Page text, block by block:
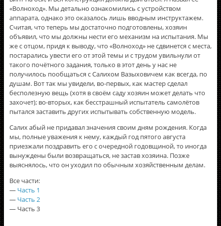
«Волноход». Мы детально ознакомились с устройством
аппарата, однако это оказалось лишь вводным инструктажем.
Считая, что теперь мы достаточно подготовлены, хозяин
объявил, что мы должны нести его механизм на испытания. Мы
же с отцом, придя к выводу, что «Волноход» не сдвинется с места,
постарались увести его от этой темы и с трудом увильнули от
такого почётного задания, только в этот день у нас не
получилось пообщаться с Салихом Вазыховичем как всегда, по
душам. Вот так мы увидели, во-первых, как мастер сделал
бесполезную вещь (хотя в своём саду хозяин может делать что
захочет); во-вторых, как бесстрашный испытатель самолётов
пытался заставить других испытывать собственную модель.
Салих абый не придавал значения своим дням рождения. Когда
мы, полные уважения к нему, каждый год пятого августа
приезжали поздравить его с очередной годовщиной, то иногда
вынуждены были возвращаться, не застав хозяина. Позже
выяснялось, что он уходил по обычным хозяйственным делам.
Все части:
— Часть 1
— Часть 2
— Часть 3